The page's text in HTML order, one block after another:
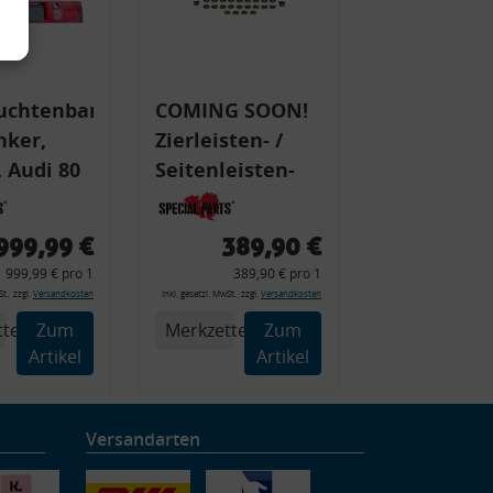
Audi 80
89,
+
€
999,99 € pro 1
zzgl. Versandkosten
Zum
Artikel
COMING SOON!
Zierleisten- /
Seitenleisten-
Set, Audi 80
Cabrio, Coupe,
Zierleiste, 2x
Kappe, Clipse,
Montagewerkzeug)
389,90 €
389,90 € pro 1
inkl. gesetzl. MwSt., zzgl. Versandkosten
Merkzettel
Zum
Artikel
Versandarten